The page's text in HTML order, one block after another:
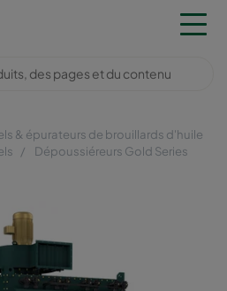
& épurateurs de brouillards d'huile
Dépoussiéreurs Gold Series